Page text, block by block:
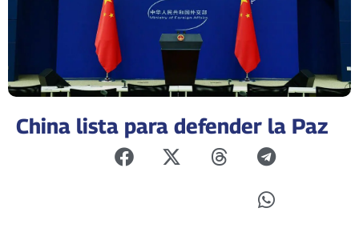
China lista para defender la Paz